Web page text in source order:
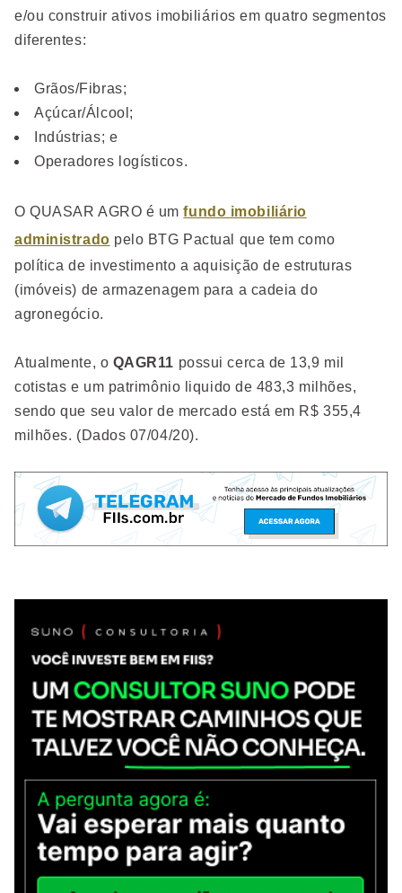
e/ou construir ativos imobiliários em quatro segmentos
diferentes:
Grãos/Fibras;
Açúcar/Álcool;
Indústrias; e
Operadores logísticos.
O QUASAR AGRO é umfundo imobiliário
administrado pelo BTG Pactual que tem como
política de investimento a aquisição de estruturas
(imóveis) de armazenagem para a cadeia do
agronegócio.
Atualmente, o QAGR11 possui cerca de 13,9 mil
cotistas e um patrimônio liquido de 483,3 milhões,
sendo que seu valor de mercado está em R$ 355,4
milhões. (Dados 07/04/20).